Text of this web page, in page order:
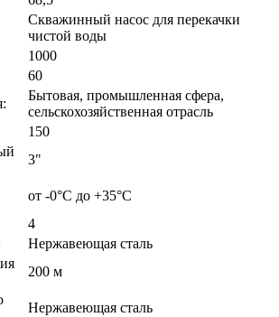
Скважинный насос для перекачки
чистой воды
1000
60
Бытовая, промышленная сфера,
сельскохозяйственная отрасль
150
3"
от -0°C до +35°С
4
Нержавеющая сталь
200 м
Нержавеющая сталь